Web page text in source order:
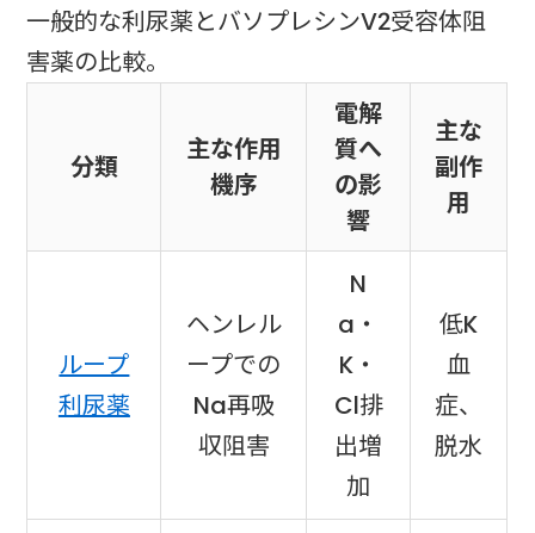
一般的な利尿薬とバソプレシンV2受容体阻
害薬の比較。
分類
主な作用
機序
電解
質へ
の影
響
主な
副作
用
ループ
利尿薬
ヘンレル
ープでの
Na再吸
収阻害
N
a・
K・
Cl排
出増
加
低K
血
症、
脱水